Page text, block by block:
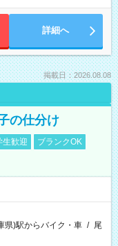
詳細へ
掲載日：2026.08.08
の仕分け
生歓迎
ブランクOK
県)駅からバイク・車 / 尾